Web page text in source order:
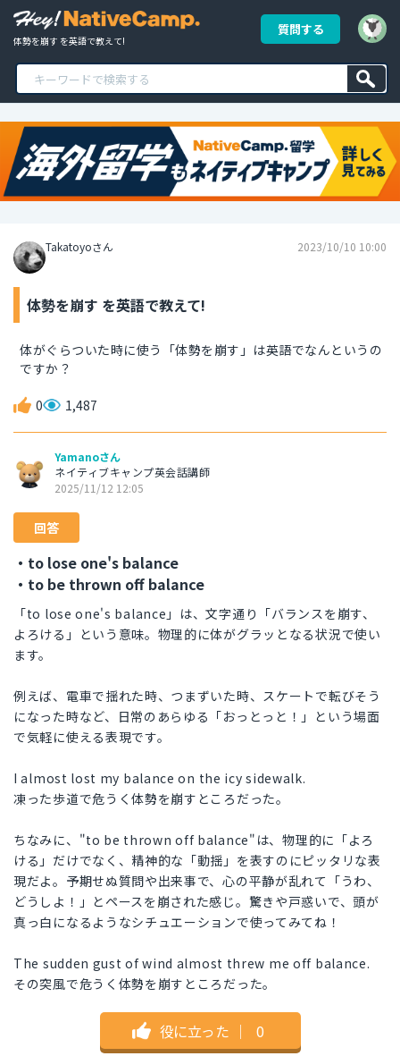
体勢を崩す を英語で教えて!
質問する
Takatoyoさん 2023/10/10 10:00
体勢を崩す を英語で教えて!
体がぐらついた時に使う「体勢を崩す」は英語でなんというの
ですか？
0 1,487
Yamanoさん
ネイティブキャンプ英会話講師
2025/11/12 12:05
回答
・to lose one's balance
・to be thrown off balance
「to lose one's balance」は、文字通り「バランスを崩す、
よろける」という意味。物理的に体がグラッとなる状況で使い
ます。
例えば、電車で揺れた時、つまずいた時、スケートで転びそう
になった時など、日常のあらゆる「おっとっと！」という場面
で気軽に使える表現です。
I almost lost my balance on the icy sidewalk.
凍った歩道で危うく体勢を崩すところだった。
ちなみに、"to be thrown off balance"は、物理的に「よろ
ける」だけでなく、精神的な「動揺」を表すのにピッタリな表
現だよ。予期せぬ質問や出来事で、心の平静が乱れて「うわ、
どうしよ！」とペースを崩された感じ。驚きや戸惑いで、頭が
真っ白になるようなシチュエーションで使ってみてね！
The sudden gust of wind almost threw me off balance.
その突風で危うく体勢を崩すところだった。
役に立った ｜ 0